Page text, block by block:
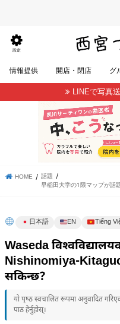
設定
情報提供 開店・閉店 グ
LINEで写真
HOME
話題
早稲田大学の1限マップが話
日本語 EN Tiếng
Waseda
Nishinomiya-
सकिन्छ?
यो पृष्ठ स्वचालित रूपमा अनुवादित
पाठ हेर्नुहोस्।